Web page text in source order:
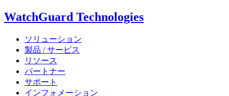
WatchGuard Technologies
ソリューション
製品 / サービス
リソース
パートナー
サポート
インフォメーション